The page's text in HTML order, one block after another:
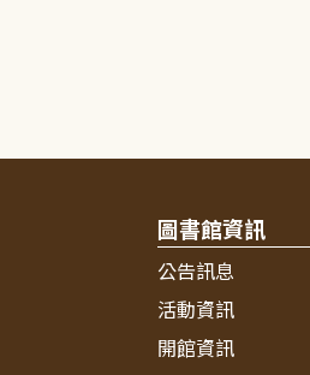
圖書館資訊
公告訊息
活動資訊
開館資訊